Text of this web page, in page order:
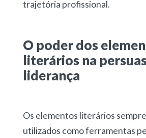
trajetória profissional.
O poder dos
literários na
liderança
Os elementos literários
utilizados como ferramentas